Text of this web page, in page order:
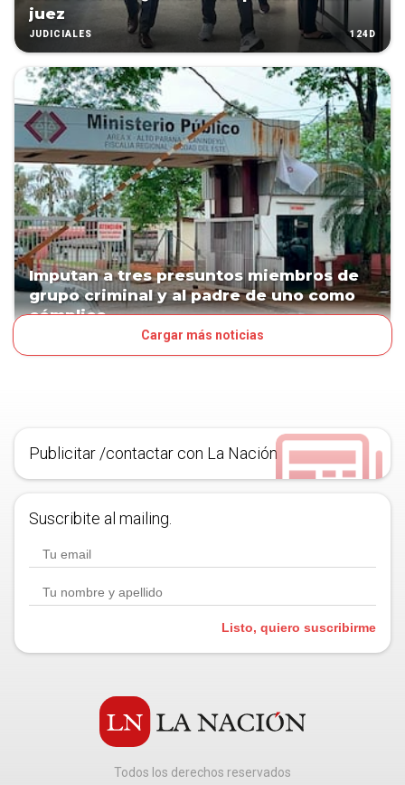
juez
JUDICIALES 124D
Imputan a tres presuntos miembros de
grupo criminal y al padre de uno como
cómplice
Cargar más noticias
Publicitar /contactar con La Nación
Suscribite al mailing.
Listo, quiero suscribirme
Todos los derechos reservados